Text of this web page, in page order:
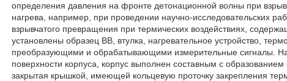
определения давления на фронте детонационной волны при
нагрева, например, при проведении научно-исследовательских
взрывчатого превращения при термических воздействиях,
установлены образец ВВ, втулка, нагревательное устройство,
преобразующими и обрабатывающими измерительные сигналы.
поверхности корпуса, корпус выполнен составным с
закрытая крышкой, имеющей кольцевую проточку закрепления